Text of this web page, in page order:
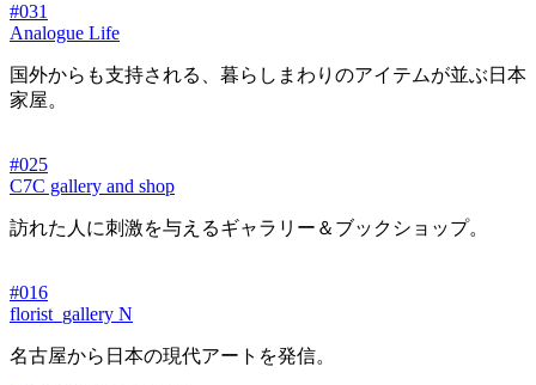
#031
Analogue Life
国外からも支持される、暮らしまわりのアイテムが並ぶ日本
家屋。
#025
C7C gallery and shop
訪れた人に刺激を与えるギャラリー＆ブックショップ。
#016
florist_gallery N
名古屋から日本の現代アートを発信。